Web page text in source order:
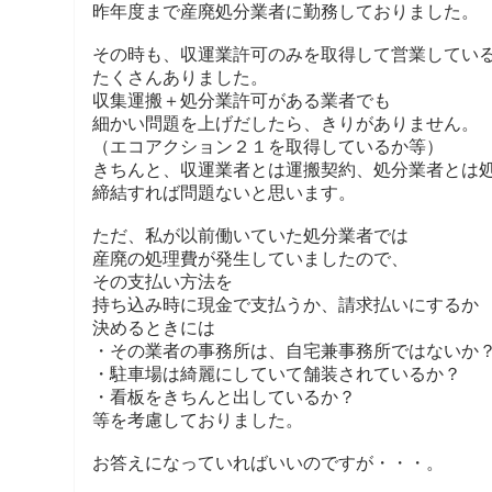
昨年度まで産廃処分業者に勤務しておりました。
その時も、収運業許可のみを取得して営業してい
たくさんありました。
収集運搬＋処分業許可がある業者でも
細かい問題を上げだしたら、きりがありません。
（エコアクション２１を取得しているか等）
きちんと、収運業者とは運搬契約、処分業者とは
締結すれば問題ないと思います。
ただ、私が以前働いていた処分業者では
産廃の処理費が発生していましたので、
その支払い方法を
持ち込み時に現金で支払うか、請求払いにするか
決めるときには
・その業者の事務所は、自宅兼事務所ではないか？
・駐車場は綺麗にしていて舗装されているか？
・看板をきちんと出しているか？
等を考慮しておりました。
お答えになっていればいいのですが・・・。